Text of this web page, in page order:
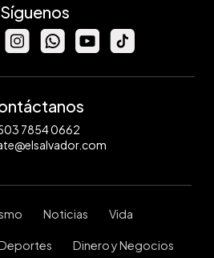
Síguenos
7854 0662
Noticias Vida
Dinero y Negocios